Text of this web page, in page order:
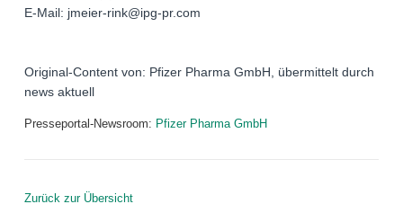
E-Mail: jmeier-rink@ipg-pr.com
Original-Content von: Pfizer Pharma GmbH, übermittelt durch
news aktuell
Presseportal-Newsroom: Pfizer Pharma GmbH
Zurück zur Übersicht